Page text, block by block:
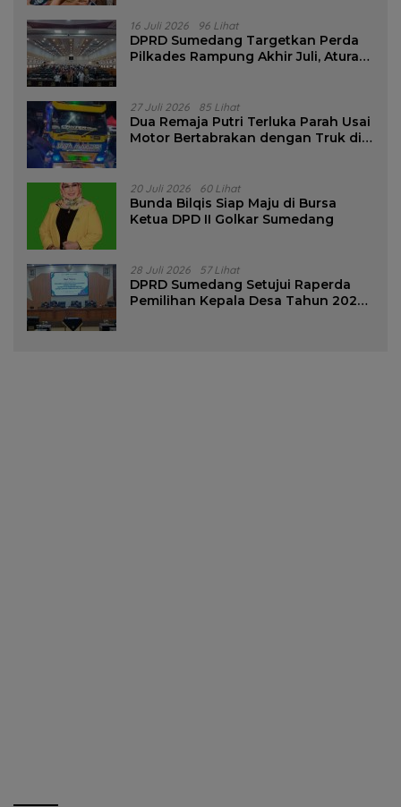
16 Juli 2026 96 Lihat
DPRD Sumedang Targetkan Perda
Pilkades Rampung Akhir Juli, Aturan
27 Juli 2026 85 Lihat
Dua Remaja Putri Terluka Parah Usai
Motor Bertabrakan dengan Truk di
20 Juli 2026 60 Lihat
Bunda Bilqis Siap Maju di Bursa
Ketua DPD II Golkar Sumedang
28 Juli 2026 57 Lihat
DPRD Sumedang Setujui Raperda
Pemilihan Kepala Desa Tahun 2026